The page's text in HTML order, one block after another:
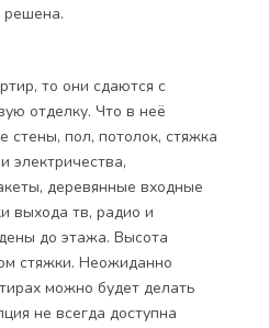
то они сдаются с
отделку. Что в неё
пол, потолок, стяжка
электричества,
деревянные входные
выхода тв, радио и
до этажа. Высота
стяжки. Неожиданно
можно будет делать
не всегда доступна